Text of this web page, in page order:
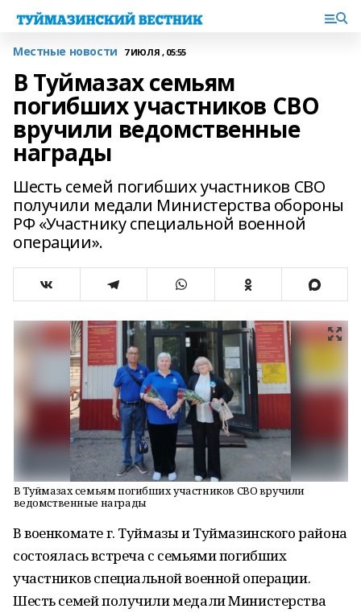
Местные новости 7 ИЮЛЯ , 05:55
В Туймазах семьям
погибших участников СВО
вручили ведомственные
награды
Шесть семей погибших участников СВО
получили медали Министерства обороны
РФ «Участнику специальной военной
операции».
В Туймазах семьям погибших участников СВО вручили
ведомственные награды
В военкомате г. Туймазы и Туймазинского района
состоялась встреча с семьями погибших
участников специальной военной операции.
Шесть семей получили медали Министерства